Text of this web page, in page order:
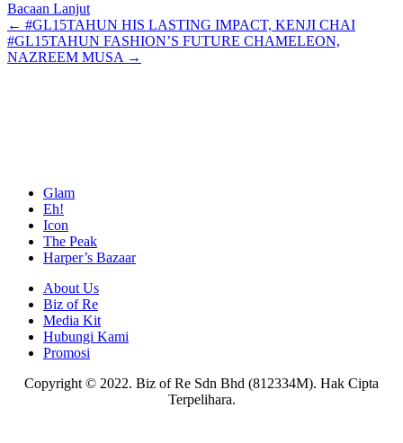
Bacaan Lanjut
Posts
navigation
← #GL15TAHUN HIS LASTING IMPACT, KENJI CHAI
#GL15TAHUN FASHION’S FUTURE CHAMELEON,
NAZREEM MUSA →
Glam
Eh!
Icon
The Peak
Harper’s Bazaar
About Us
Biz of Re
Media Kit
Hubungi Kami
Promosi
Copyright © 2022. Biz of Re Sdn Bhd (812334M). Hak Cipta
Terpelihara.